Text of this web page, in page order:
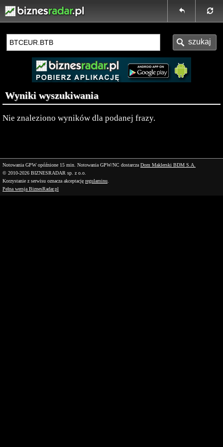
Wyniki wyszukiwania
Nie znaleziono wyników dla podanej frazy.
Notowania GPW opóźnione 15 min. Notowania GPW/NC dostarcza Dom Maklerski BDM S.A.
© 2010-2026 BIZNESRADAR sp. z o.o.
Korzystanie z serwisu oznacza akceptację regulaminu
Pełna wersja BiznesRadar.pl